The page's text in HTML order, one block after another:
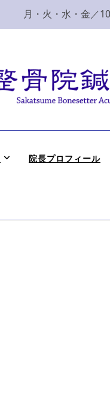
月・火・水・金／
院長プロフィール